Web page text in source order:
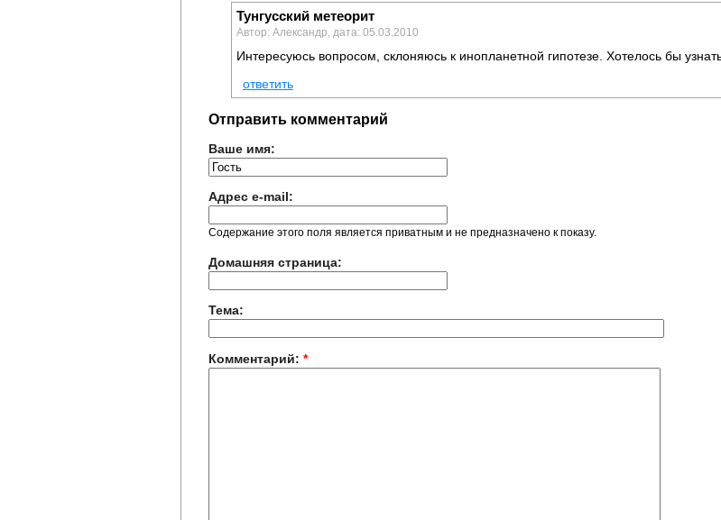
Тунгусский метеорит
Автор: Александр, дата: 05.03.2010
Интересуюсь вопросом, склоняюсь к инопланетной гипотезе. Хотелось бы
ответить
Отправить комментарий
Ваше имя:
Адрес e-mail:
Содержание этого поля является приватным и не предназначено к показу.
Домашняя страница:
Тема:
Комментарий: *